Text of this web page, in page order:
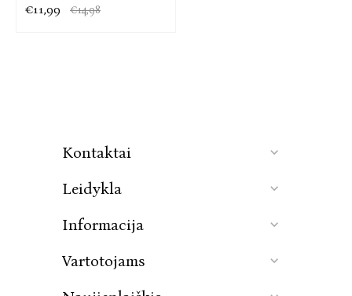
€11,99 €14,98
Kontaktai
Leidykla
Informacija
Vartotojams